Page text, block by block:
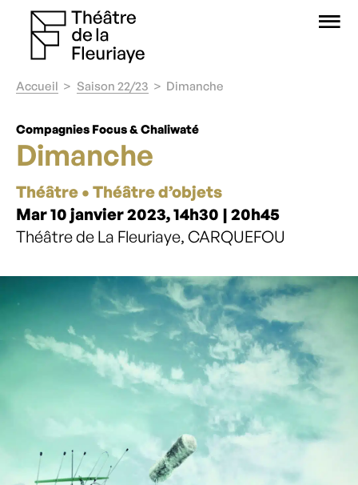
Accueil Saison 22/23 Dimanche
Compagnies Focus & Chaliwaté
Dimanche
Théâtre • Théâtre d’objets
Mar 10 janvier 2023, 14h30 | 20h45
Théâtre de La Fleuriaye, CARQUEFOU